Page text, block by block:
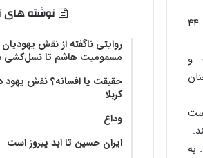
۱۰. شیخ صدوق در کتاب عیون اخبار الرضا(ع) در باب پیشگویی‌ها و اخبار حضرت رضا(ع) از امور نهانی و غیبی، ۴۴
و
به
نوشته های
روایتی ناگفته از نقش یهودیان
مسمومیت هاشم تا نسل‌کشی
حقیقت یا افسانه؟‌ نقش یهود
کربلا
وداع
ایران حسین تا ابد پیروز است